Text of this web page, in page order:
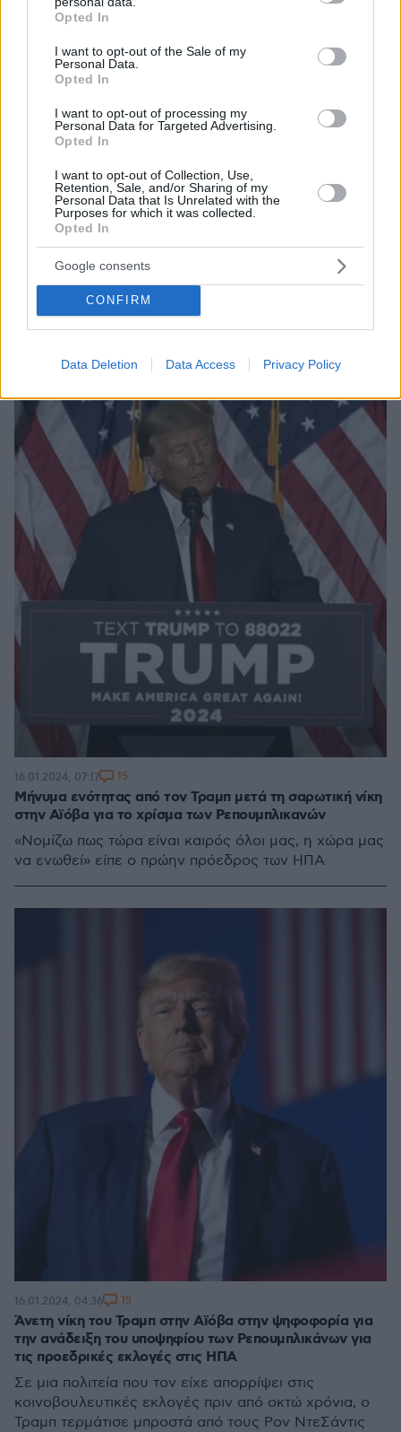
grant or deny consent to Google and its third-party tags to
use your data for below specified purposes in below Google
consent section.
Opted In
I want to opt-out of the Sale of my
Personal Data.
Opted In
I want to opt-out of processing my
Personal Data for Targeted Advertising.
Opted In
I want to opt-out of Collection, Use,
Retention, Sale, and/or Sharing of my
Personal Data that Is Unrelated with the
Purposes for which it was collected.
Opted In
Google consents
CONFIRM
Data Deletion Data Access Privacy Policy
Νιόπαντρη δασκάλα από την Αϊόβα ομολόγησε ότι
κακοποιούσε σεξουαλικά έφηβους 13 και 14 ετών
Ο σύζυγος της 24χρονης έμαθε για το σκοτεινό
παρελθόν της έναν μήνα μετά τον γάμο τους και
02.02.2024, 07:33
Μήνυμα ενότητας από τον Τραμπ μετά τη σαρωτική νίκη
στην Αϊόβα για το χρίσμα των Ρεπουμπλικανών
«Νομίζω πως τώρα είναι καιρός όλοι μας, η χώρα μας
να ενωθεί» είπε ο πρώην πρόεδρος των ΗΠΑ
16.01.2024, 07:17 15
Άνετη νίκη του Τραμπ στην Αϊόβα στην ψηφοφορία για
την ανάδειξη του υποψηφίου των Ρεπουμπλικάνων για
τις προεδρικές εκλογές στις ΗΠΑ
Σε μια πολιτεία που τον είχε απορρίψει στις
κοινοβουλευτικές εκλογές πριν από οκτώ χρόνια, ο
Τραμπ τερμάτισε μπροστά από τους Ρον ΝτεΣάντις
16.01.2024, 04:36 15